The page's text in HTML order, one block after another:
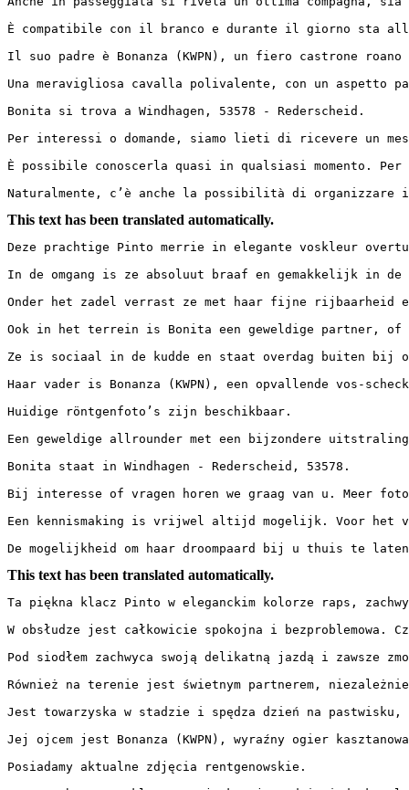
È compatibile con il branco e durante il giorno sta
Il suo padre è Bonanza (KWPN), un fiero castrone
Una meravigliosa cavalla polivalente, con un
Bonita si trova a Windhagen, 53578 - Rederscheid.
Per interessi o domande, siamo lieti di ricevere un
È possibile conoscerla quasi in qualsiasi momento.
Naturalmente, c’è anche la possibilità di
This text has been translated automatically.
Deze prachtige Pinto merrie in elegante voskleur
In de omgang is ze absoluut braaf en gemakkelijk in
Onder het zadel verrast ze met haar fijne rijbaarheid
Ook in het terrein is Bonita een geweldige partner,
Ze is sociaal in de kudde en staat overdag buiten bij
Haar vader is Bonanza (KWPN), een opvallende vos-
Huidige röntgenfoto’s zijn beschikbaar.
Een geweldige allrounder met een bijzondere
Bonita staat in Windhagen - Rederscheid, 53578.
Bij interesse of vragen horen we graag van u. Meer
Een kennismaking is vrijwel altijd mogelijk. Voor het
De mogelijkheid om haar droompaard bij u thuis te
This text has been translated automatically.
Ta piękna klacz Pinto w eleganckim kolorze raps,
W obsłudze jest całkowicie spokojna i
Pod siodłem zachwyca swoją delikatną jazdą i zawsze
Również na terenie jest świetnym partnerem,
Jest towarzyska w stadzie i spędza dzień na pastwisku,
Jej ojcem jest Bonanza (KWPN), wyraźny ogier
Posiadamy aktualne zdjęcia rentgenowskie.